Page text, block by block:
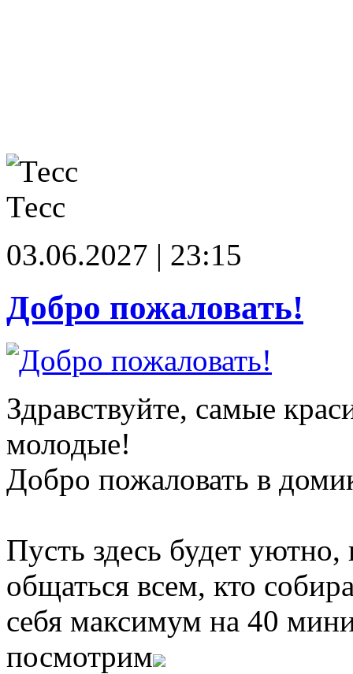
Тесс
03.06.2027 | 23:15
Добро пожаловать!
Здравствуйте, самые
молодые!
Добро пожаловать в
Пусть здесь будет
общаться всем, кто
себя максимум на 40
посмотрим